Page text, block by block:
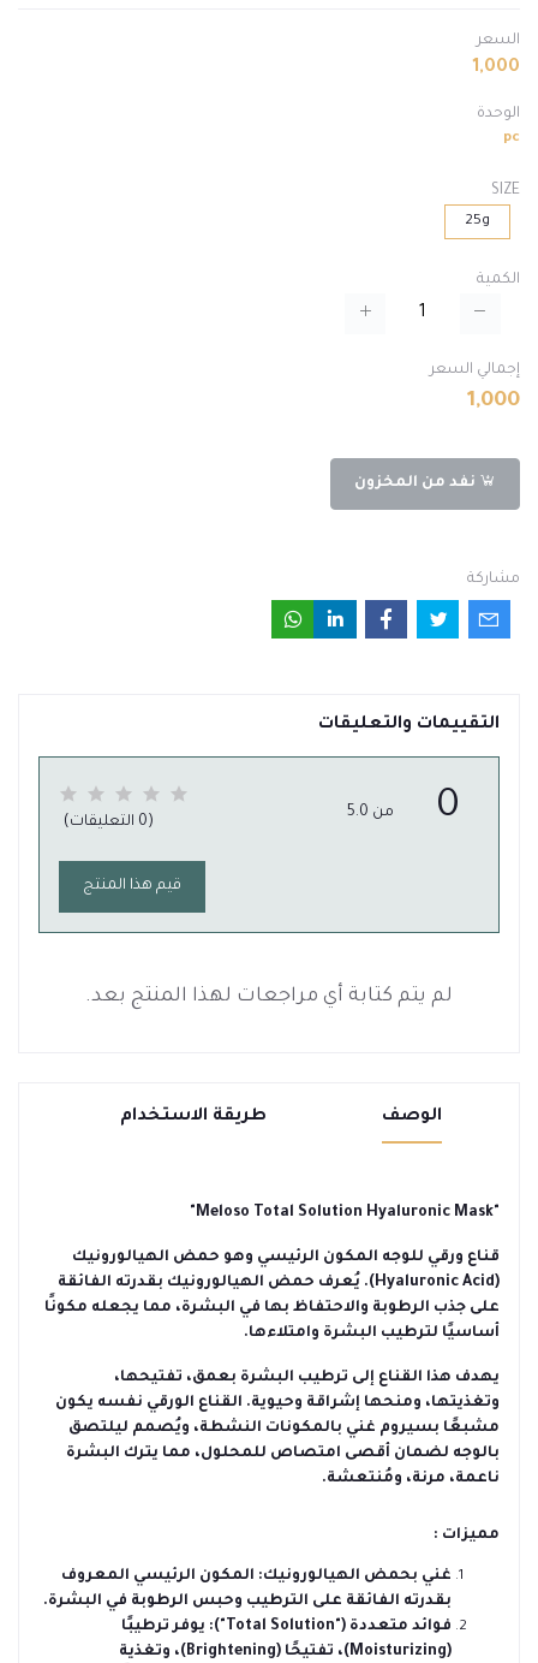
السعر
1,000
الوحدة
pc
SIZE
25g
الكمية
إجمالي السعر
1,000
نفد من المخزون
مشاركة
التقييمات والتعليقات
0 من 5.0
(0 التعليقات)
قيم هذا المنتج
لم يتم كتابة أي مراجعات لهذا المنتج بعد.
الوصف طريقة الاستخدام
"Meloso Total Solution Hyaluronic Mask"
قناع ورقي للوجه المكون الرئيسي وهو حمض الهيالورونيك
(Hyaluronic Acid). يُعرف حمض الهيالورونيك بقدرته الفائقة
على جذب الرطوبة والاحتفاظ بها في البشرة، مما يجعله مكونًا
أساسيًا لترطيب البشرة وامتلاءها.
يهدف هذا القناع إلى ترطيب البشرة بعمق، تفتيحها،
وتغذيتها، ومنحها إشراقة وحيوية. القناع الورقي نفسه يكون
مشبعًا بسيروم غني بالمكونات النشطة، ويُصمم ليلتصق
بالوجه لضمان أقصى امتصاص للمحلول، مما يترك البشرة
ناعمة، مرنة، ومُنتعشة.
مميزات :
غني بحمض الهيالورونيك: المكون الرئيسي المعروف
بقدرته الفائقة على الترطيب وحبس الرطوبة في البشرة.
فوائد متعددة ("Total Solution"): يوفر ترطيبًا
(Moisturizing)، تفتيحًا (Brightening)، وتغذية